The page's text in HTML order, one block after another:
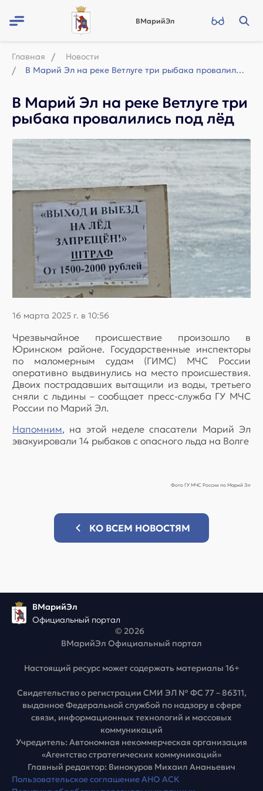
ВМарийЭл
Главная
Новости
В Марий Эл на реке Ветлуге три рыбака провалились под лёд
В Марий Эл на реке Ветлуге три
рыбака провалились под лёд
16 марта 2025 г. в 10:56
Чрезвычайное происшествие произошло в
Юринском районе. Государственные инспекторы
по маломерным судам (ГИМС) МЧС России
оперативно выдвинулись на место происшествия.
Двоих пострадавших вытащили из воды, третьего
сняли с льдины – сообщает пресс-служба ГУ МЧС
России по Марий Эл.
Напомним, на этой неделе спасатели Марий Эл
эвакуировали 14 рыбаков с опасного льда на Волге
Фото ГУ МЧС России по Марий Эл
КО ВСЕМ НОВОСТЯМ
ВМарийЭл
Официальный портал
© 2026
ВМарийЭл Официальный портал
Настоящий ресурс может содержать материалы 16+
Свидетельство о регистрации СМИ ЭЛ № ФС 77 – 86311,
выданное Федеральной службой по надзору в сфере
связи, информационных технологий и массовых
коммуникаций
Учредитель: Автономная некоммерческая организация
«Агентство стратегических коммуникаций»
Главный редактор: Винокуров Михаил Ананьевич
Пользовательское соглашение АНО АСК